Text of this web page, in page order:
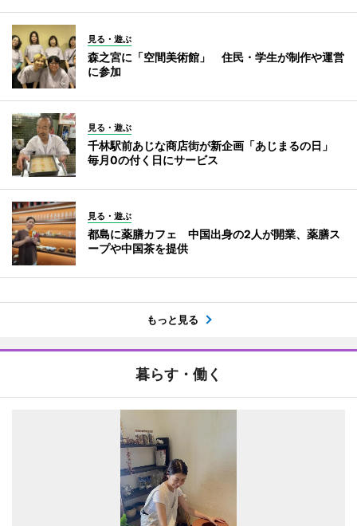
見る・遊ぶ
森之宮に「空間美術館」 住民・学生が制作や運営
に参加
見る・遊ぶ
千林駅前あじな商店街が新企画「あじまるの日」
毎月0の付く日にサービス
見る・遊ぶ
都島に薬膳カフェ 中国出身の2人が開業、薬膳ス
ープや中国茶を提供
もっと見る
暮らす・働く